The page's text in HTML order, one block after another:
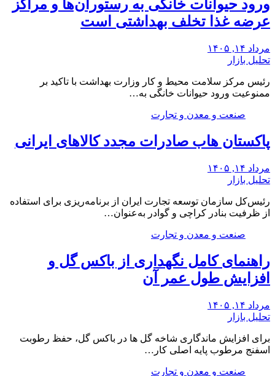
ورود حیوانات خانگی به رستوران‌ها و مراکز
عرضه غذا تخلف بهداشتی است
مرداد ۱۴, ۱۴۰۵
تحلیل بازار
رئیس مرکز سلامت محیط و کار وزارت بهداشت با تاکید بر
ممنوعیت ورود حیوانات خانگی به…
صنعت و معدن و تجارت
پاکستان هاب صادرات مجدد کالاهای ایرانی
مرداد ۱۴, ۱۴۰۵
تحلیل بازار
رئیس‌کل سازمان توسعه تجارت ایران از برنامه‌ریزی برای استفاده
از ظرفیت بنادر کراچی و گوادر به‌عنوان…
صنعت و معدن و تجارت
راهنمای کامل نگهداری از باکس گل و
افزایش طول عمر آن
مرداد ۱۴, ۱۴۰۵
تحلیل بازار
برای افزایش ماندگاری شاخه گل ها در باکس گل، حفظ رطوبت
اسفنج مرطوب پایه اصلی کار…
صنعت و معدن و تجارت